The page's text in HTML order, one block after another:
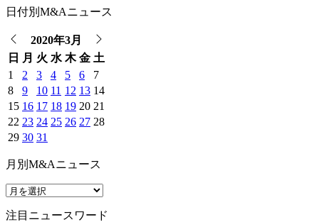
日付別M&Aニュース
2020年3月
日
月 火 水 木 金 土
1
2 3 4 5 6
7
8
9 10 11 12 13 14
15 16 17 18 19 20 21
22 23 24 25 26 27 28
29 30 31
月別M&Aニュース
注目ニュースワード